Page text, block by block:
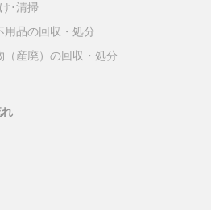
･清掃
用品の回収・処分
（産廃）の回収・処分